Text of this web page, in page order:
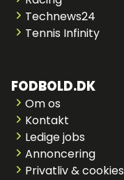
Technews24
Tennis Infinity
FODBOLD.DK
Om os
Kontakt
Ledige jobs
Annoncering
Privatliv & cookies